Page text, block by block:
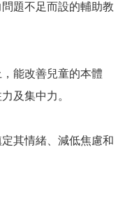
題不足而設的輔助教
能改善兒童的本體
及集中力。
其情緒、減低焦慮和